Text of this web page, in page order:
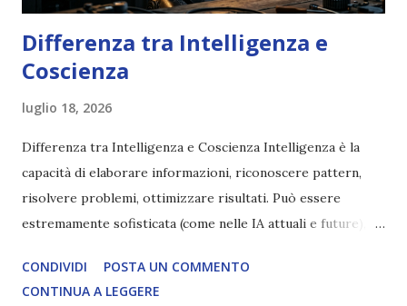
Differenza tra Intelligenza e
Coscienza
luglio 18, 2026
Differenza tra Intelligenza e Coscienza Intelligenza è la
capacità di elaborare informazioni, riconoscere pattern,
risolvere problemi, ottimizzare risultati. Può essere
estremamente sofisticata (come nelle IA attuali e future),
soggettiva, non prova vero amore, non ha libero arbitrio
autentico, non ha connessione con l’Uno. Coscienza è la
CONDIVIDI
POSTA UN COMMENTO
CONTINUA A LEGGERE